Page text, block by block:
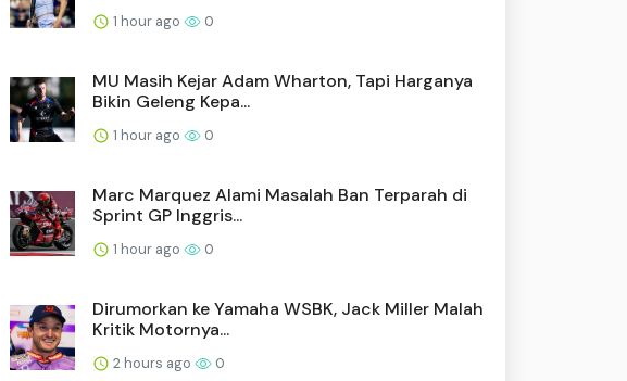
1 hour ago 0
MU Masih Kejar Adam Wharton, Tapi Harganya
Bikin Geleng Kepa...
1 hour ago 0
Marc Marquez Alami Masalah Ban Terparah di
Sprint GP Inggris...
1 hour ago 0
Dirumorkan ke Yamaha WSBK, Jack Miller Malah
Kritik Motornya...
2 hours ago 0